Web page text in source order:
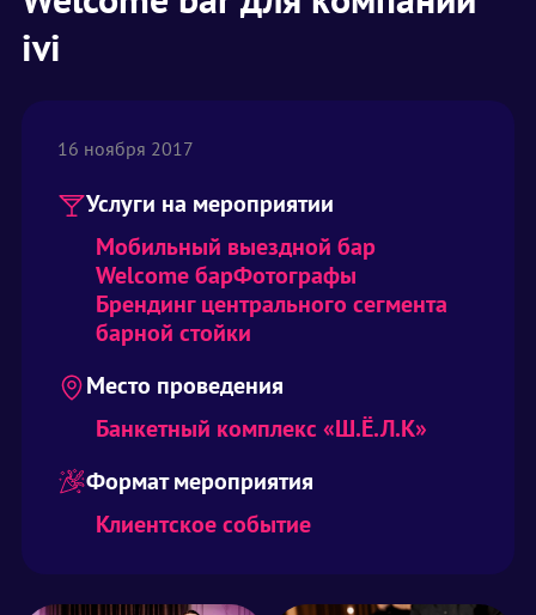
ivi
16 ноября 2017
Услуги на мероприятии
Мобильный выездной бар
Welcome барФотографы
Брендинг центрального сегмента
барной стойки
Место проведения
Банкетный комплекс «Ш.Ё.Л.К»
Формат мероприятия
Клиентское событие